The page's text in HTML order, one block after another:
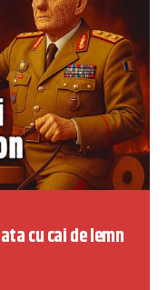
cu cai de lemn